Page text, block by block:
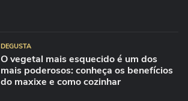
DEGUSTA
O vegetal mais esquecido é um dos
mais poderosos: conheça os benefícios
do maxixe e como cozinhar